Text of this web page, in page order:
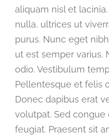
aliquam nisl et
nulla, ultrices ut
purus. Nunc eget
ut est semper varius.
odio. Vestibulum
Pellentesque et felis
Donec dapibus erat
volutpat. Sed
feugiat. Praesent sit